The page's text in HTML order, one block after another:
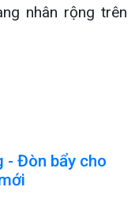
nhân rộng trên
- Đòn bẩy cho